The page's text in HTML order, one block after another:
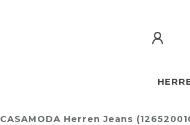
CASAMODA Herren Jeans